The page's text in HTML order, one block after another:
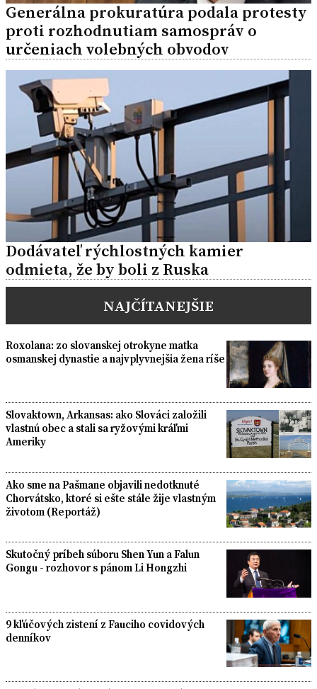
Generálna prokuratúra podala protesty
proti rozhodnutiam samospráv o
určeniach volebných obvodov
Dodávateľ rýchlostných kamier
odmieta, že by boli z Ruska
NAJČÍTANEJŠIE
Roxolana: zo slovanskej otrokyne matka
osmanskej dynastie a najvplyvnejšia žena ríše
Slovaktown, Arkansas: ako Slováci založili
vlastnú obec a stali sa ryžovými kráľmi
Ameriky
Ako sme na Pašmane objavili nedotknuté
Chorvátsko, ktoré si ešte stále žije vlastným
životom (Reportáž)
Skutočný príbeh súboru Shen Yun a Falun
Gongu - rozhovor s pánom Li Hongzhi
9 kľúčových zistení z Fauciho covidových
denníkov